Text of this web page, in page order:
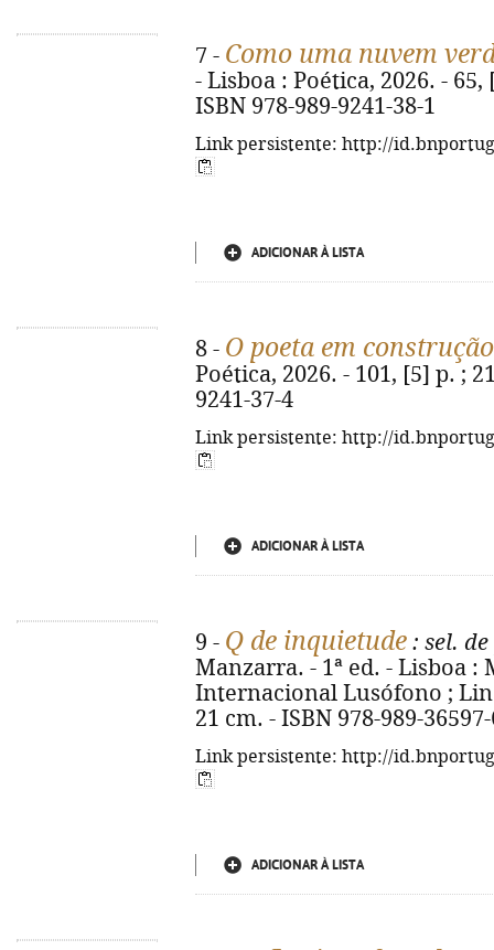
7 - Como uma nuvem
- Lisboa : Poética, 2026. -
ISBN 978-989-9241-38-1
Link persistente: http://
ADICIONAR À LISTA
8 - O poeta em construção
Poética, 2026. - 101, [5] p. ;
9241-37-4
Link persistente: http://
ADICIONAR À LISTA
9 - Q de inquietude : sel.
Manzarra. - 1ª ed. - Lisboa
Internacional Lusófono ;
21 cm. - ISBN 978-989-
Link persistente: http://
ADICIONAR À LISTA